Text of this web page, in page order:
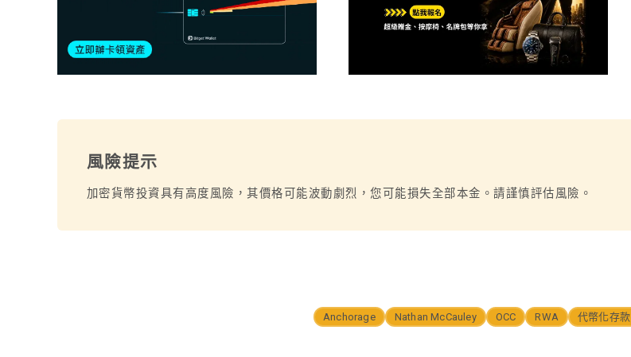
風險提示
加密貨幣投資具有高度風險，其價格可能波動劇烈，您可能損失全部本金。請謹慎評估風險。
Anchorage Nathan McCauley OCC RWA 代幣化存款